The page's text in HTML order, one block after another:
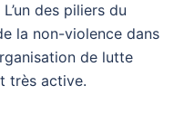
L’un des piliers du
la non-violence dans
de lutte
très active.